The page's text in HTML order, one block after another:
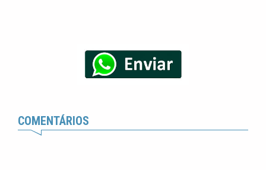
COMENTÁRIOS